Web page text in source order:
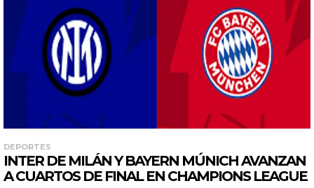
DEPORTES
INTER DE MILÁN Y BAYERN MÚNICH AVANZAN
A CUARTOS DE FINAL EN CHAMPIONS LEAGUE